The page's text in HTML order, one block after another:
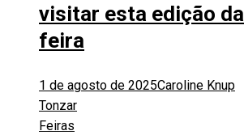
visitar esta edição da
feira
1 de agosto de 2025Caroline Knup
Tonzar
Feiras